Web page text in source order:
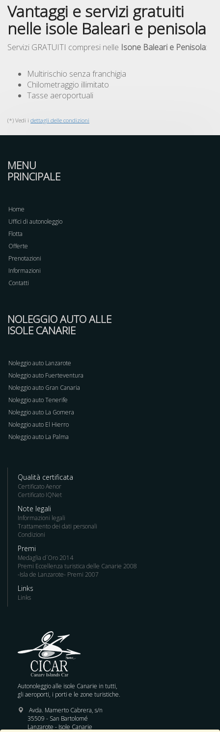
Vantaggi e servizi gratuiti
nelle isole Baleari e penisola
Servizi GRATUITI compresi nelle Isone Baleari e Penisola:
Multirischio senza franchigia
Chilometraggio illimitato
Tasse aeroportuali
(*) Vedi i dettagli delle condizioni
MENU
PRINCIPALE
Home
Uffici di autonoleggio
Flotta
Offerte
Prenotazioni
Informazioni
Contatti
NOLEGGIO AUTO ALLE
ISOLE CANARIE
Noleggio auto Lanzarote
Noleggio auto Fuerteventura
Noleggio auto Gran Canaria
Noleggio auto Tenerife
Noleggio auto La Gomera
Noleggio auto El Hierro
Noleggio auto La Palma
Qualità certificata
Certificato Aenor
Certificato IQNet
Note legali
Informazioni legali
Trattamento dei dati personali
Condizioni
Premi
Medaglia d´Oro 2014
Premi Eccellenza turistica delle Canarie 2008
-Isla de Lanzarote- Premi 2007
Links
Links
Autonoleggio alle isole Canarie in tutti,
gli aeroporti, i porti e le zone turistiche.
Avda. Mamerto Cabrera, s/n
35509 - San Bartolomé
Lanzarote - Isole Canarie